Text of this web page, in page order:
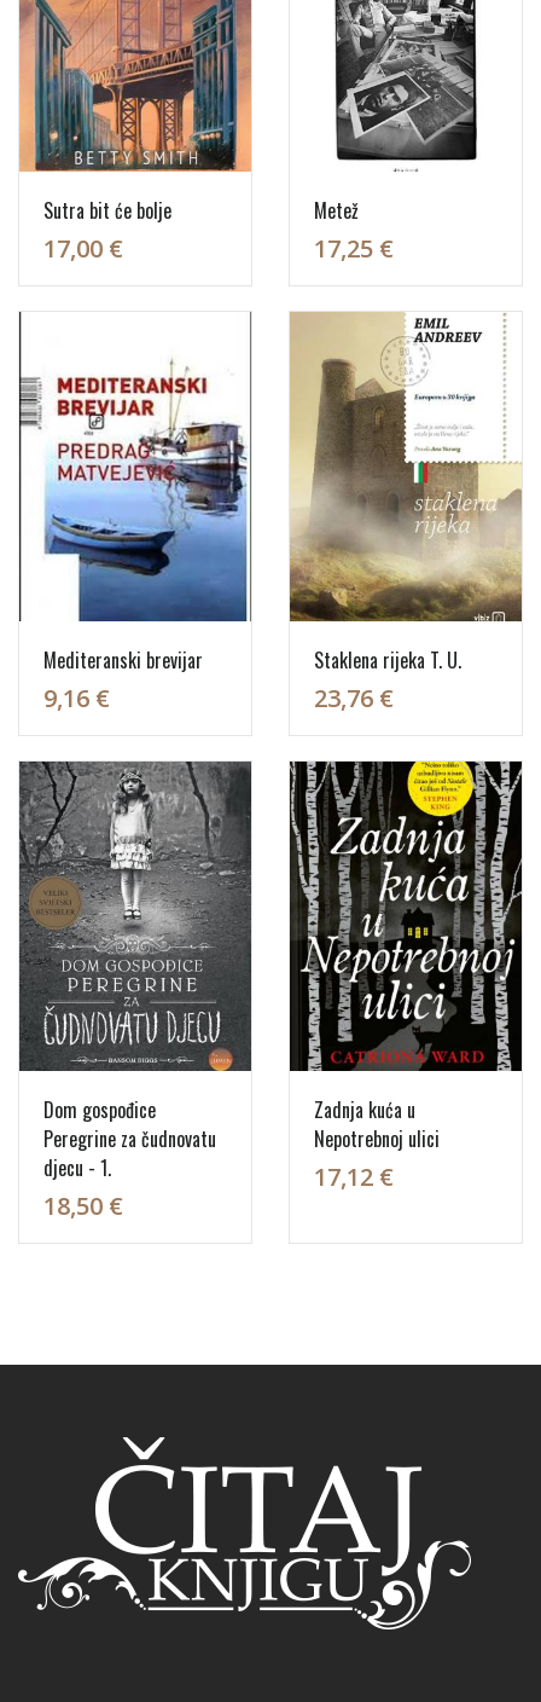
Sutra bit će bolje
17,00 €
Metež
17,25 €
Mediteranski brevijar
9,16 €
Staklena rijeka T. U.
23,76 €
Dom gospođice
Peregrine za čudnovatu
djecu - 1.
18,50 €
Zadnja kuća u
Nepotrebnoj ulici
17,12 €